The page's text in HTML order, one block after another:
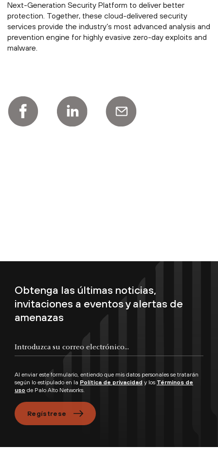
Next-Generation Security Platform to deliver better
protection. Together, these cloud-delivered security
services provide the industry’s most advanced analysis and
prevention engine for highly evasive zero-day exploits and
malware.
Obtenga las últimas noticias,
invitaciones a eventos y alertas de
amenazas
Al enviar este formulario, entiendo que mis datos personales se tratarán
según lo estipulado en la Política de privacidad y los Términos de
uso de Palo Alto Networks.
Regístrese